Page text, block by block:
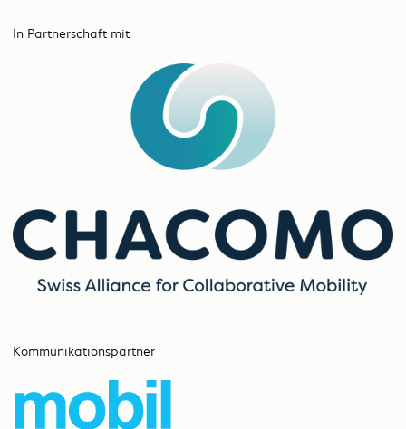
In Partnerschaft mit
Kommunikationspartner